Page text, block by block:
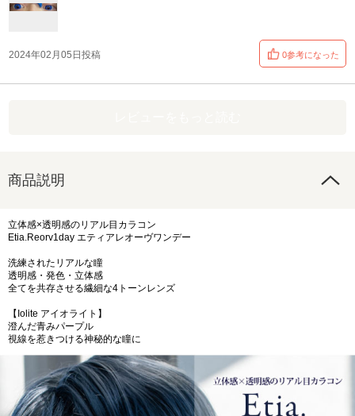
2024年02月05日投稿 0参考になった
商品説明
立体感×透明感のリアル目カラコン
Etia.Reorv1day エティアレオーヴワンデー
洗練されたリアルな瞳
透明感・発色・立体感
全てを共存させる繊細な4トーンレンズ
【Iolite アイオライト】
澄んだ青みパープル
視線を惹きつける神秘的な瞳に